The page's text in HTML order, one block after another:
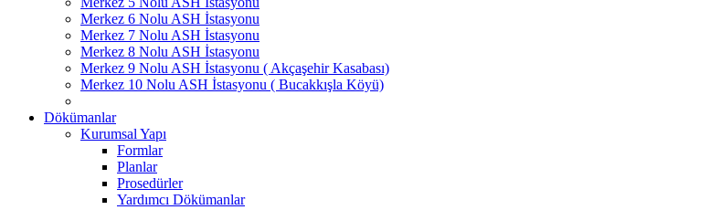
Merkez 6 Nolu ASH İstasyonu
Merkez 7 Nolu ASH İstasyonu
Merkez 8 Nolu ASH İstasyonu
Merkez 9 Nolu ASH İstasyonu ( Akçaşehir Kasabası)
Merkez 10 Nolu ASH İstasyonu ( Bucakkışla Köyü)
Dökümanlar
Kurumsal Yapı
Formlar
Planlar
Prosedürler
Yardımcı Dökümanlar